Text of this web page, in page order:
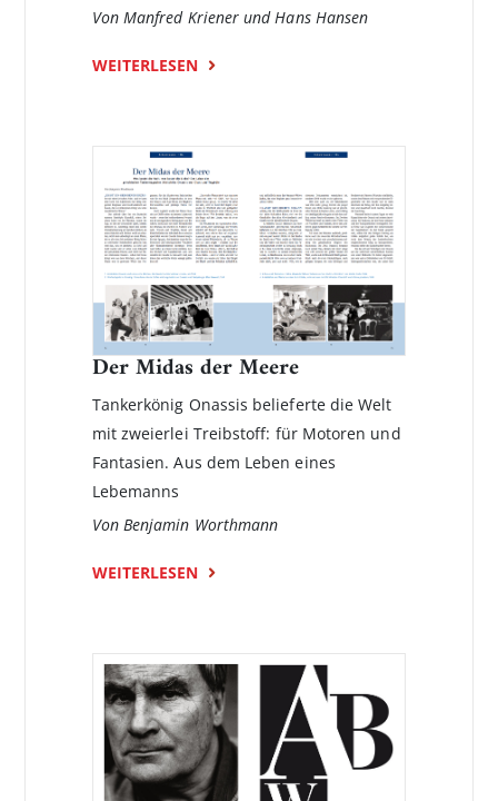
Von Manfred Kriener und Hans Hansen
WEITERLESEN
Der Midas der Meere
Tankerkönig Onassis belieferte die Welt
mit zweierlei Treibstoff: für Motoren und
Fantasien. Aus dem Leben eines
Lebemanns
Von Benjamin Worthmann
WEITERLESEN